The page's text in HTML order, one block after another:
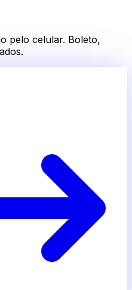
pelo celular. Boleto,